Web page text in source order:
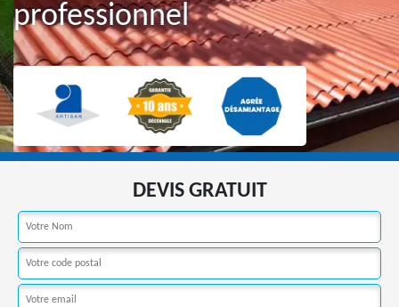
professionnel
DEVIS GRATUIT